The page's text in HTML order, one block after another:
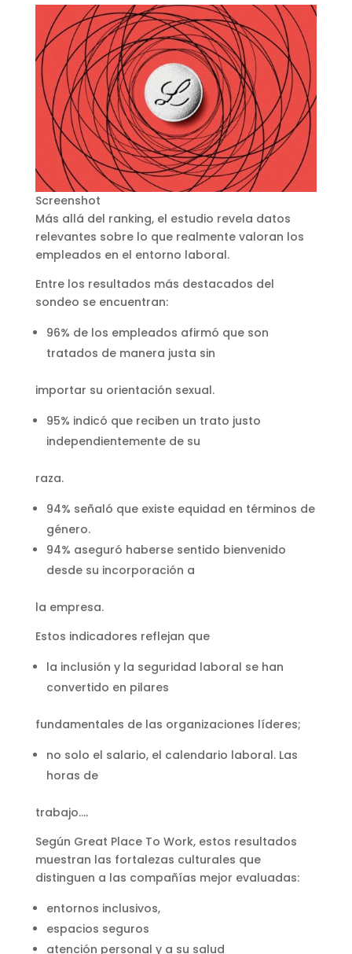
Screenshot
Más allá del ranking, el estudio revela datos
relevantes sobre lo que realmente valoran los
empleados en el entorno laboral.
Entre los resultados más destacados del
sondeo se encuentran:
96% de los empleados afirmó que son
tratados de manera justa sin
importar su orientación sexual.
95% indicó que reciben un trato justo
independientemente de su
raza.
94% señaló que existe equidad en términos de
género.
94% aseguró haberse sentido bienvenido
desde su incorporación a
la empresa.
Estos indicadores reflejan que
la inclusión y la seguridad laboral se han
convertido en pilares
fundamentales de las organizaciones líderes;
no solo el salario, el calendario laboral. Las
horas de
trabajo….
Según Great Place To Work, estos resultados
muestran las fortalezas culturales que
distinguen a las compañías mejor evaluadas:
entornos inclusivos,
espacios seguros
atención personal y a su salud